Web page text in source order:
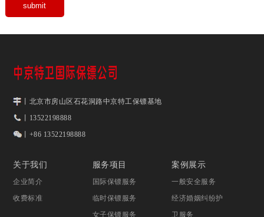
丨北京市房山区石花洞路中京特工保镖基地
丨13522198888
丨+86 13522198888
关于我们
企业简介
收费标准
服务项目
国际保镖服务
临时保镖服务
女子保镖服务
案例展示
一般安全服务
经济婚姻纠纷护
卫服务